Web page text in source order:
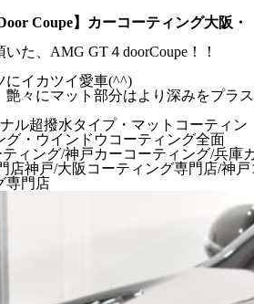
Coupe】カーコーティング大阪・
た、AMG GT４doorCoupe！！
にイカツイ愛車(^^)
艶々にマット部分はより深みをプラス
ル超撥水タイプ・マットコーティン
グ・ウインドウコーティング全面